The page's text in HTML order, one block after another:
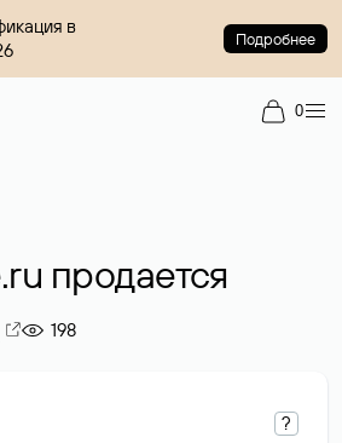
в
Подробнее
0
продается
198
?